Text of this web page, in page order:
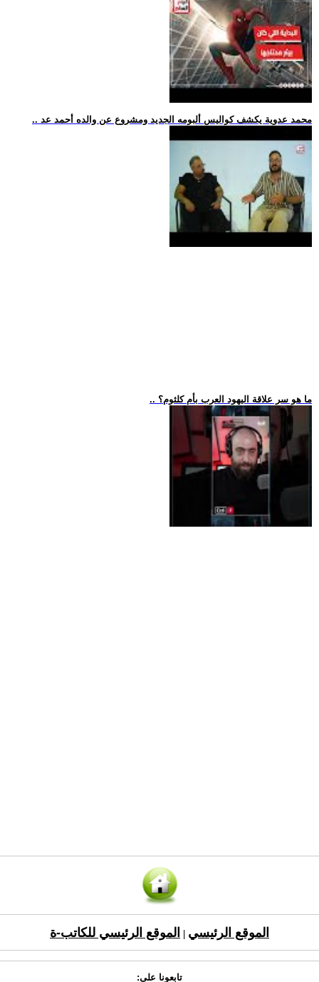
.. محمد عدوية يكشف كواليس ألبومه الجديد ومشروع عن والده أحمد عد
.. ما هو سر علاقة اليهود العرب بأم كلثوم؟
الموقع الرئيسي الموقع الرئيسي للكاتب-ة
تابعونا على: